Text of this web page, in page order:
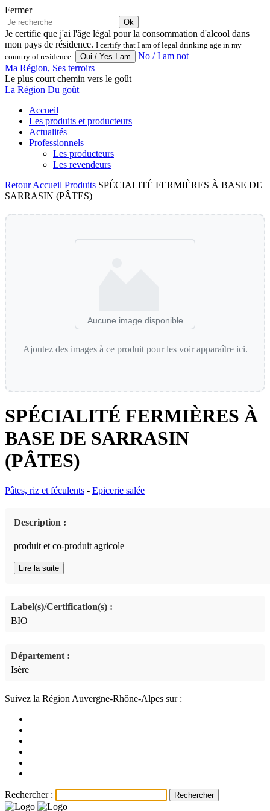
Fermer
Ok
Je certifie que j'ai l'âge légal pour la consommation d'alcool dans
mon pays de résidence. I certify that I am of legal drinking age in my
country of residence.
No / I am not
Ma Région, Ses terroirs
Le plus court chemin vers le goût
La Région Du goût
Accueil
Les produits et producteurs
Actualités
Professionnels
Les producteurs
Les revendeurs
RetourAccueil Produits SPÉCIALITÉ FERMIÈRES À BASE DE
SARRASIN (PÂTES)
Aucune image disponible
Ajoutez des images à ce produit pour les voir apparaître ici.
SPÉCIALITÉ FERMIÈRES À
BASE DE SARRASIN
(PÂTES)
Pâtes, riz et féculents - Epicerie salée
Description :
produit et co-produit agricole
Lire la suite
Label(s)/Certification(s) :
BIO
Département :
Isère
Suivez la Région Auvergne-Rhône-Alpes sur :
Rechercher :